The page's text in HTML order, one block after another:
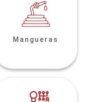
Mangueras